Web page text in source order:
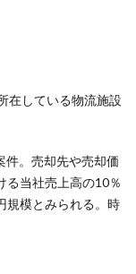
在している物流施設
件。売却先や売却価
る当社売上高の10％
規模とみられる。時